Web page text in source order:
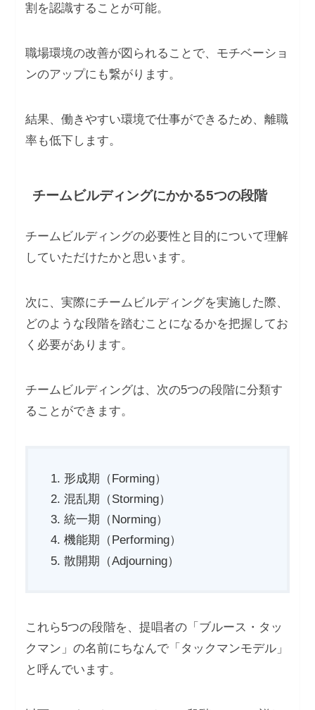
割を認識することが可能。
職場環境の改善が図られることで、モチベーショ
ンのアップにも繋がります。
結果、働きやすい環境で仕事ができるため、離職
率も低下します。
チームビルディングにかかる5つの段階
チームビルディングの必要性と目的について理解
していただけたかと思います。
次に、実際にチームビルディングを実施した際、
どのような段階を踏むことになるかを把握してお
く必要があります。
チームビルディングは、次の5つの段階に分類す
ることができます。
形成期（Forming）
混乱期（Storming）
統一期（Norming）
機能期（Performing）
散開期（Adjourning）
これら5つの段階を、提唱者の「ブルース・タッ
クマン」の名前にちなんで「タックマンモデル」
と呼んでいます。